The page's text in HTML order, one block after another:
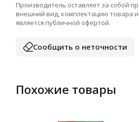
Производитель оставляет за собой
внешний вид, комплектацию товара
является публичной офертой.
Сообщить о неточности
Похожие товары